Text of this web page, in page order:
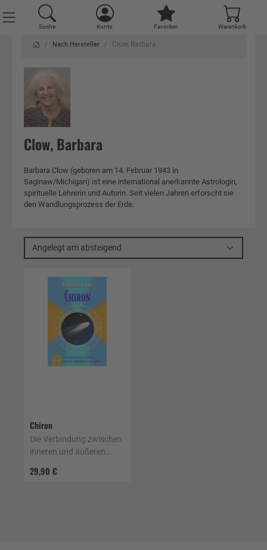
Suche Konto Favoriten Warenkorb
Nach Hersteller Clow, Barbara
Clow, Barbara
Barbara Clow (geboren am 14. Februar 1943 in
Saginaw/Michigan) ist eine international anerkannte Astrologin,
spirituelle Lehrerin und Autorin. Seit vielen Jahren erforscht sie
den Wandlungsprozess der Erde.
Angelegt am absteigend
Chiron
29,90 €
Die Verbindung zwischen
inneren und äußeren